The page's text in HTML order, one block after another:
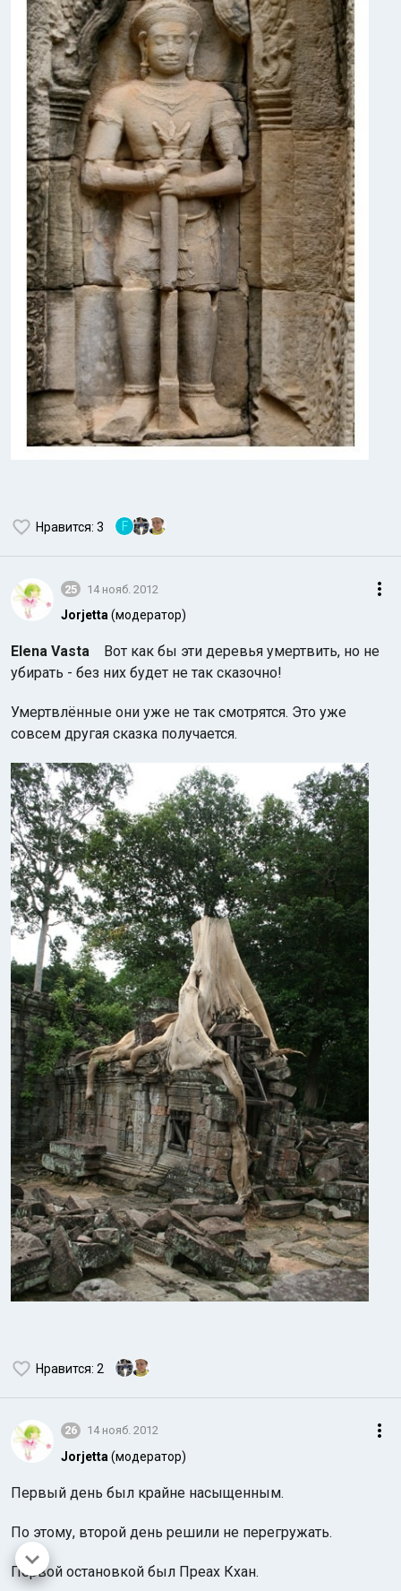
Нравится: 3 F
25 14 нояб. 2012
Jorjetta (модератор)
Elena Vasta Вот как бы эти деревья умертвить, но не
убирать - без них будет не так сказочно!
Умертвлённые они уже не так смотрятся. Это уже
совсем другая сказка получается.
Нравится: 2
26 14 нояб. 2012
Jorjetta (модератор)
Первый день был крайне насыщенным.
По этому, второй день решили не перегружать.
Первой остановкой был Преах Кхан.